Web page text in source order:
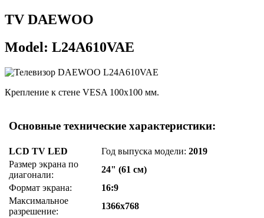
TV DAEWOO
Model: L24A610VAE
Крепление к стене VESA 100x100 мм.
Основные технические характеристики:
LCD TV LED Год выпуска модели:2019
Размер экрана по
диагонали:
24" (61 см)
Формат экрана:
16:9
Максимальное
разрешение:
1366x768